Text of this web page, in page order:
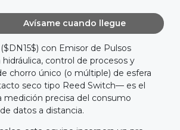
Avísame cuando llegue
con Emisor de Pulsos
control de procesos y
chorro único (o múltiple) de esfera
seco tipo Reed Switch— es el
precisa del consumo
datos a distancia.